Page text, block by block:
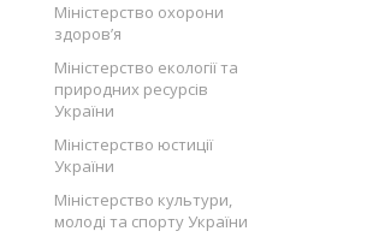
Міністерство охорони
здоров’я
Міністерство екології та
природних ресурсів
України
Міністерство юстиції
України
Міністерство культури,
молоді та спорту України